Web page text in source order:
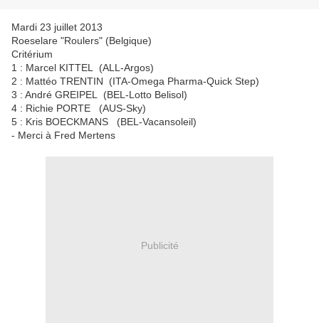
Mardi 23 juillet 2013
Roeselare "Roulers" (Belgique)
Critérium
1 : Marcel KITTEL (ALL-Argos)
2 : Mattéo TRENTIN (ITA-Omega Pharma-Quick Step)
3 : André GREIPEL (BEL-Lotto Belisol)
4 : Richie PORTE (AUS-Sky)
5 : Kris BOECKMANS (BEL-Vacansoleil)
- Merci à Fred Mertens
Publicité